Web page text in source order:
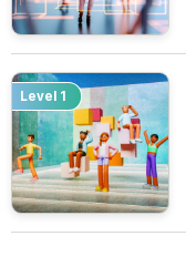
Level 1